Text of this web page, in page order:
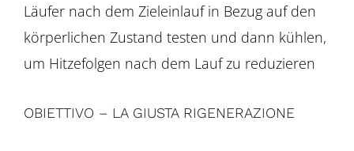
Läufer nach dem Zieleinlauf in Bezug auf den
körperlichen Zustand testen und dann kühlen,
um Hitzefolgen nach dem Lauf zu reduzieren
OBIETTIVO – LA GIUSTA RIGENERAZIONE